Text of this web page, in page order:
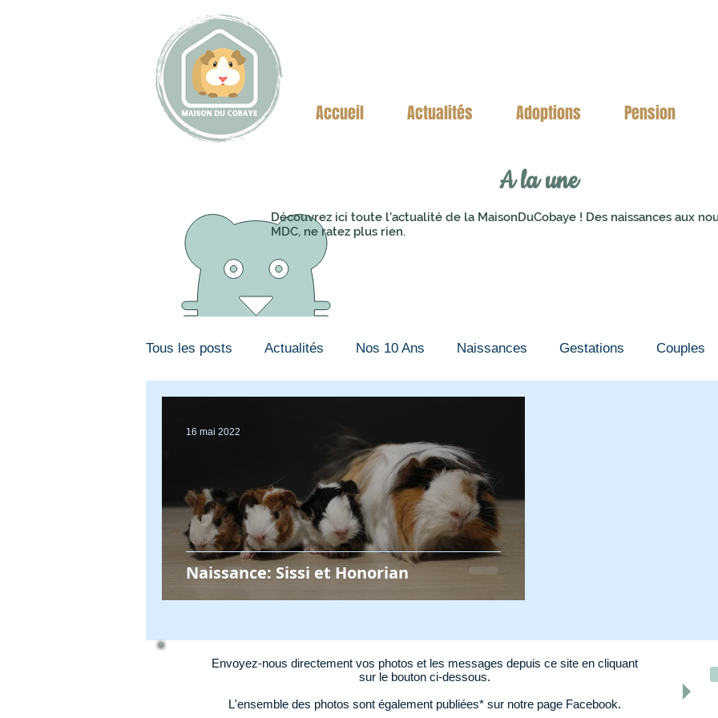
Accueil Actualités Adoptions Pension
A la une
Découvrez ici toute l'actualité de la MaisonDuCobaye ! Des naissances aux
MDC, ne ratez plus rien.
Tous les posts Actualités Nos 10 Ans Naissances Gestations Couples
Naissance: Sissi et Honorian
16 mai 2022
Envoyez-nous directement vos photos et les messages depuis ce site en cliquant
sur le bouton ci-dessous.
L'ensemble des photos sont également publiées* sur notre page Facebook.